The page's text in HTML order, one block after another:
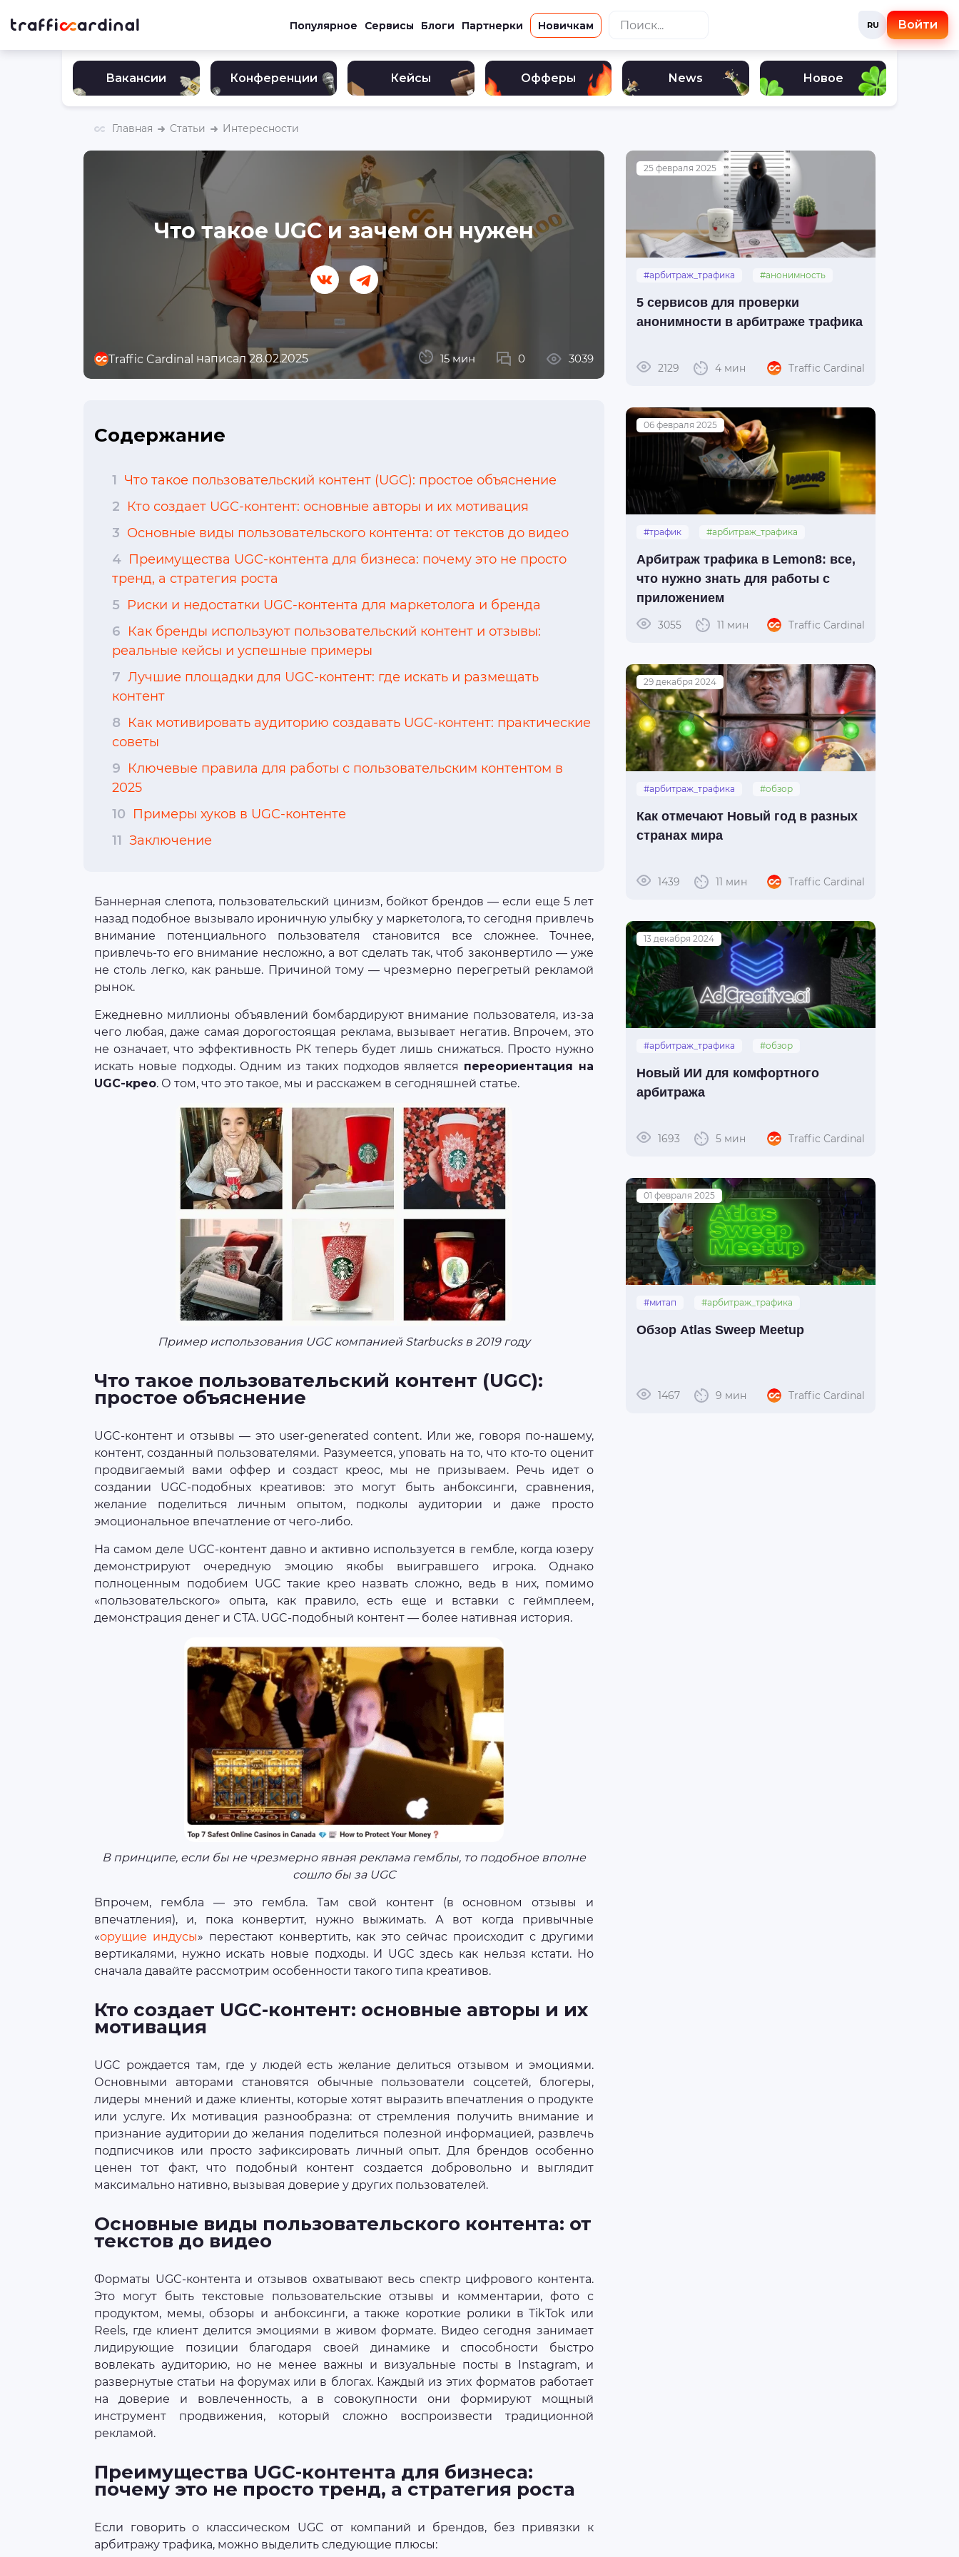
Популярное Сервисы Блоги Партнерки Новичкам RU Войти
Вакансии Конференции Кейсы Офферы News Новое
Главная Статьи Интересности
Что такое UGC и зачем он нужен
Traffic Cardinal написал 28.02.2025 15 мин 0 3039
Содержание
1 Что такое пользовательский контент (UGC): простое объяснение
2 Кто создает UGC-контент: основные авторы и их мотивация
3 Основные виды пользовательского контента: от текстов до видео
4 Преимущества UGC-контента для бизнеса: почему это не просто
тренд, а стратегия роста
5 Риски и недостатки UGC-контента для маркетолога и бренда
6 Как бренды используют пользовательский контент и отзывы:
реальные кейсы и успешные примеры
7 Лучшие площадки для UGC-контент: где искать и размещать
контент
8 Как мотивировать аудиторию создавать UGC-контент: практические
советы
9 Ключевые правила для работы с пользовательским контентом в
2025
10 Примеры хуков в UGC-контенте
11 Заключение
Баннерная слепота, пользовательский цинизм, бойкот брендов — если еще 5 лет
назад подобное вызывало ироничную улыбку у маркетолога, то сегодня привлечь
внимание потенциального пользователя становится все сложнее. Точнее,
привлечь-то его внимание несложно, а вот сделать так, чтоб законвертило — уже
не столь легко, как раньше. Причиной тому — чрезмерно перегретый рекламой
рынок.
Ежедневно миллионы объявлений бомбардируют внимание пользователя, из-за
чего любая, даже самая дорогостоящая реклама, вызывает негатив. Впрочем, это
не означает, что эффективность РК теперь будет лишь снижаться. Просто нужно
искать новые подходы. Одним из таких подходов является переориентация на
UGC-крео. О том, что это такое, мы и расскажем в сегодняшней статье.
Пример использования UGC компанией Starbucks в 2019 году
Что такое пользовательский контент (UGC):
простое объяснение
UGC-контент и отзывы — это user-generated content. Или же, говоря по-нашему,
контент, созданный пользователями. Разумеется, уповать на то, что кто-то оценит
продвигаемый вами оффер и создаст креос, мы не призываем. Речь идет о
создании UGC-подобных креативов: это могут быть анбоксинги, сравнения,
желание поделиться личным опытом, подколы аудитории и даже просто
эмоциональное впечатление от чего-либо.
На самом деле UGC-контент давно и активно используется в гембле, когда юзеру
демонстрируют очередную эмоцию якобы выигравшего игрока. Однако
полноценным подобием UGC такие крео назвать сложно, ведь в них, помимо
«пользовательского» опыта, как правило, есть еще и вставки с геймплеем,
демонстрация денег и CTA. UGC-подобный контент — более нативная история.
В принципе, если бы не чрезмерно явная реклама гемблы, то подобное вполне
сошло бы за UGC
Впрочем, гембла — это гембла. Там свой контент (в основном отзывы и
впечатления), и, пока конвертит, нужно выжимать. А вот когда привычные
«орущие индусы» перестают конвертить, как это сейчас происходит с другими
вертикалями, нужно искать новые подходы. И UGC здесь как нельзя кстати. Но
сначала давайте рассмотрим особенности такого типа креативов.
Кто создает UGC-контент: основные авторы и их
мотивация
UGC рождается там, где у людей есть желание делиться отзывом и эмоциями.
Основными авторами становятся обычные пользователи соцсетей, блогеры,
лидеры мнений и даже клиенты, которые хотят выразить впечатления о продукте
или услуге. Их мотивация разнообразна: от стремления получить внимание и
признание аудитории до желания поделиться полезной информацией, развлечь
подписчиков или просто зафиксировать личный опыт. Для брендов особенно
ценен тот факт, что подобный контент создается добровольно и выглядит
максимально нативно, вызывая доверие у других пользователей.
Основные виды пользовательского контента: от
текстов до видео
Форматы UGC-контента и отзывов охватывают весь спектр цифрового контента.
Это могут быть текстовые пользовательские отзывы и комментарии, фото с
продуктом, мемы, обзоры и анбоксинги, а также короткие ролики в TikTok или
Reels, где клиент делится эмоциями в живом формате. Видео сегодня занимает
лидирующие позиции благодаря своей динамике и способности быстро
вовлекать аудиторию, но не менее важны и визуальные посты в Instagram, и
развернутые статьи на форумах или в блогах. Каждый из этих форматов работает
на доверие и вовлеченность, а в совокупности они формируют мощный
инструмент продвижения, который сложно воспроизвести традиционной
рекламой.
Преимущества UGC-контента для бизнеса:
почему это не просто тренд, а стратегия роста
Если говорить о классическом UGC от компаний и брендов, без привязки к
арбитражу трафика, можно выделить следующие плюсы:
25 февраля 2025
#арбитраж_трафика
#анонимность
5 сервисов для проверки
анонимности в арбитраже трафика
2129 4 мин Traffic Cardinal
06 февраля 2025
#трафик
#арбитраж_трафика
Арбитраж трафика в Lemon8: все,
что нужно знать для работы с
приложением
3055 11 мин Traffic Cardinal
29 декабря 2024
#арбитраж_трафика
#обзор
Как отмечают Новый год в разных
странах мира
1439 11 мин Traffic Cardinal
13 декабря 2024
#арбитраж_трафика
#обзор
Новый ИИ для комфортного
арбитража
1693 5 мин Traffic Cardinal
01 февраля 2025
#митап
#арбитраж_трафика
Обзор Atlas Sweep Meetup
1467 9 мин Traffic Cardinal